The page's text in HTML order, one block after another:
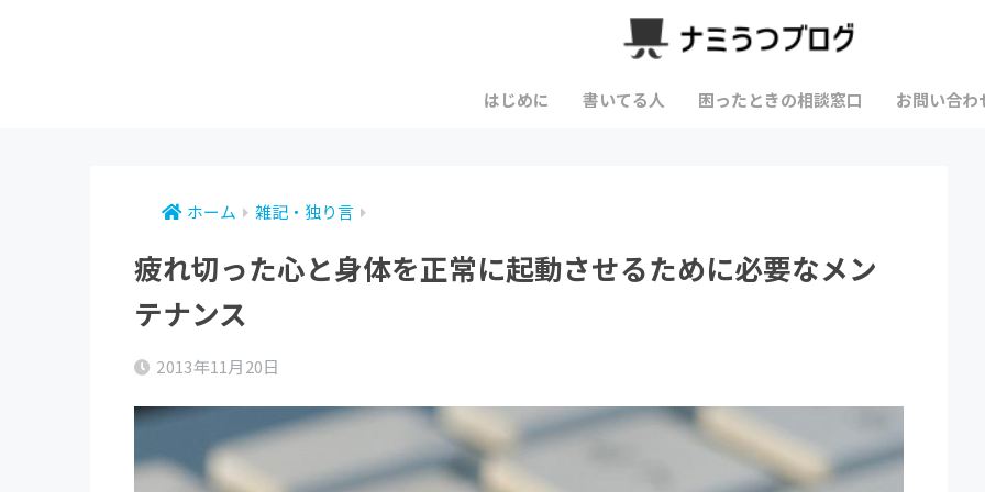
はじめに 書いてる人 困ったときの相談窓口 お問い合わ
ホーム 雑記・独り言
疲れ切った心と身体を正常に起動させるために必要なメン
テナンス
2013年11月20日